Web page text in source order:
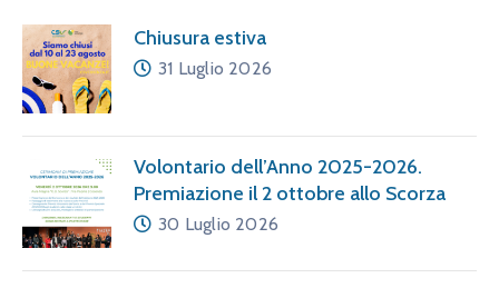
Chiusura estiva
31 Luglio 2026
Volontario dell’Anno 2025-2026.
Premiazione il 2 ottobre allo Scorza
30 Luglio 2026